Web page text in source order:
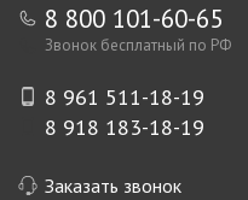
8 800 101-60-65
Звонок бесплатный по РФ
8 961 511-18-19
8 918 183-18-19
Заказать звонок